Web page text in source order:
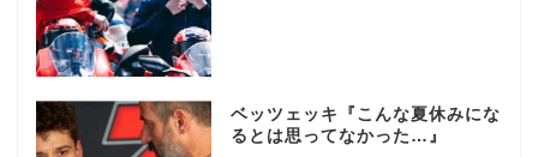
ベッツェッキ『こんな夏休みにな
るとは思ってなかった…』